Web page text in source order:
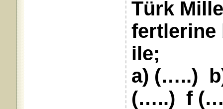
Türk
fertlerine
ile;
a) (…..)
(…..) f